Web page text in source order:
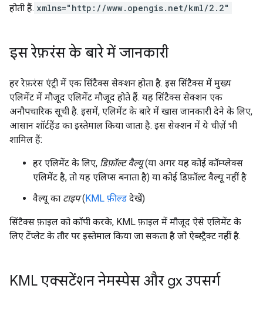
होती हैं. xmlns="http://www.opengis.net/kml/2.2"
इस रेफ़रंस के बारे में जानकारी
हर रेफ़रंस एंट्री में एक सिंटैक्स सेक्शन होता है. इस सिंटैक्स में मुख्य
एलिमेंट में मौजूद एलिमेंट मौजूद होते हैं. यह सिंटैक्स सेक्शन एक
अनौपचारिक सूची है. इसमें, एलिमेंट के बारे में खास जानकारी देने के लिए,
आसान शॉर्टहैंड का इस्तेमाल किया जाता है. इस सेक्शन में ये चीज़ें भी
शामिल हैं:
हर एलिमेंट के लिए, डिफ़ॉल्ट वैल्यू(या अगर यह कोई कॉम्प्लेक्स
एलिमेंट है, तो यह एलिप्स बनाता है) या कोई डिफ़ॉल्ट वैल्यू नहीं है
वैल्यू का टाइप(KML फ़ील्ड देखें)
सिंटैक्स फ़ाइल को कॉपी करके, KML फ़ाइल में मौजूद ऐसे एलिमेंट के
लिए टेंप्लेट के तौर पर इस्तेमाल किया जा सकता है जो ऐब्स्ट्रैक्ट नहीं है.
KML एक्सटेंशन नेमस्पेस और gx उपसर्ग